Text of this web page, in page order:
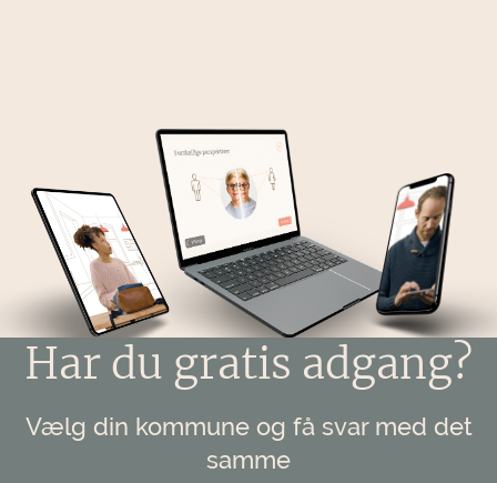
Har du gratis adgang?
Vælg din kommune og få svar med det
samme